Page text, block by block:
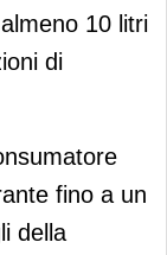
10 litri
di
fino a un
della